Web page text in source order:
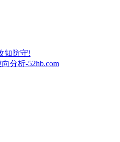
知防守!
分析-52hb.com